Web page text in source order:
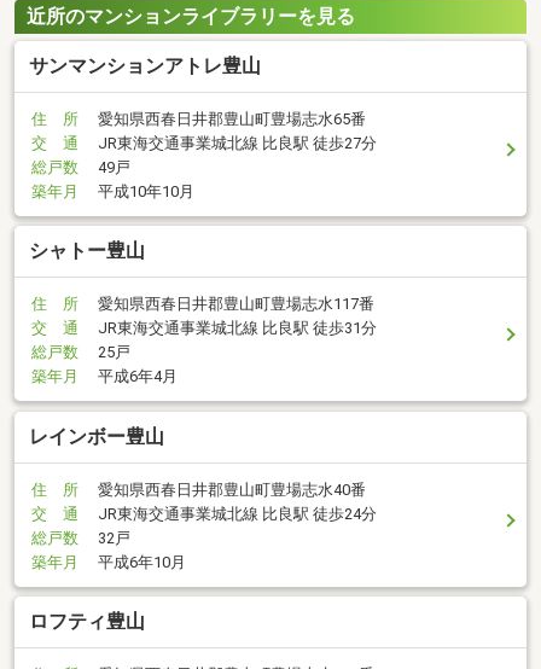
近所のマンションライブラリーを見る
サンマンションアトレ豊山
住 所
愛知県西春日井郡豊山町豊場志水65番
交 通
JR東海交通事業城北線 比良駅 徒歩27分
総戸数
49戸
築年月
平成10年10月
シャトー豊山
住 所
愛知県西春日井郡豊山町豊場志水117番
交 通
JR東海交通事業城北線 比良駅 徒歩31分
総戸数
25戸
築年月
平成6年4月
レインボー豊山
住 所
愛知県西春日井郡豊山町豊場志水40番
交 通
JR東海交通事業城北線 比良駅 徒歩24分
総戸数
32戸
築年月
平成6年10月
ロフティ豊山